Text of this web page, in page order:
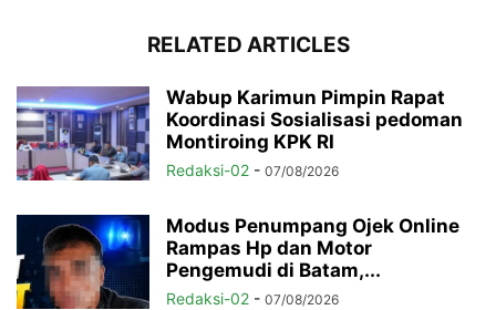
RELATED ARTICLES
Wabup Karimun Pimpin Rapat
Koordinasi Sosialisasi pedoman
Montiroing KPK RI
Redaksi-02 - 07/08/2026
Modus Penumpang Ojek Online
Rampas Hp dan Motor
Pengemudi di Batam,...
Redaksi-02 - 07/08/2026